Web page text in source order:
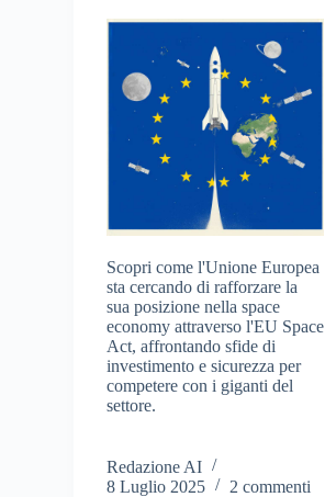
Scopri come l'Unione Europea
sta cercando di rafforzare la
sua posizione nella space
economy attraverso l'EU Space
Act, affrontando sfide di
investimento e sicurezza per
competere con i giganti del
settore.
Redazione AI
8 Luglio 2025
2 commenti